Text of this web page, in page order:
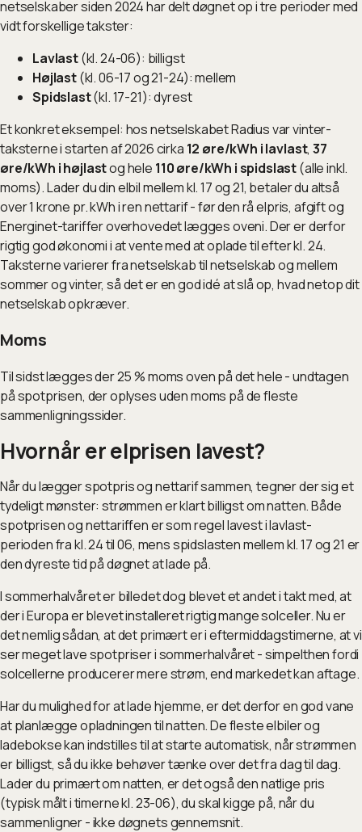
netselskaber siden 2024 har delt døgnet op i tre perioder med
vidt forskellige takster:
Lavlast(kl. 24-06): billigst
Højlast(kl. 06-17 og 21-24): mellem
Spidslast(kl. 17-21): dyrest
Et konkret eksempel: hos netselskabet Radius var vinter-
taksterne i starten af 2026 cirka 12 øre/kWh i lavlast,37
øre/kWh i højlastog hele 110 øre/kWh i spidslast(alle inkl.
moms). Lader du din elbil mellem kl. 17 og 21, betaler du altså
over 1 krone pr. kWh i ren nettarif - før den rå elpris, afgift og
Energinet-tariffer overhovedet lægges oveni. Der er derfor
rigtig god økonomi i at vente med at oplade til efter kl. 24.
Taksterne varierer fra netselskab til netselskab og mellem
sommer og vinter, så det er en god idé at slå op, hvad netop dit
netselskab opkræver.
Moms
Til sidst lægges der 25 % moms oven på det hele - undtagen
på spotprisen, der oplyses uden moms på de fleste
sammenligningssider.
Hvornår er elprisen lavest?
Når du lægger spotpris og nettarif sammen, tegner der sig et
tydeligt mønster: strømmen er klart billigst om natten. Både
spotprisen og nettariffen er som regel lavest i lavlast-
perioden fra kl. 24 til 06, mens spidslasten mellem kl. 17 og 21 er
den dyreste tid på døgnet at lade på.
I sommerhalvåret er billedet dog blevet et andet i takt med, at
der i Europa er blevet installeret rigtig mange solceller. Nu er
det nemlig sådan, at det primært er i eftermiddagstimerne, at vi
ser meget lave spotpriser i sommerhalvåret - simpelthen fordi
solcellerne producerer mere strøm, end markedet kan aftage.
Har du mulighed for at lade hjemme, er det derfor en god vane
at planlægge opladningen til natten. De fleste elbiler og
ladebokse kan indstilles til at starte automatisk, når strømmen
er billigst, så du ikke behøver tænke over det fra dag til dag.
Lader du primært om natten, er det også den natlige pris
(typisk målt i timerne kl. 23-06), du skal kigge på, når du
sammenligner - ikke døgnets gennemsnit.